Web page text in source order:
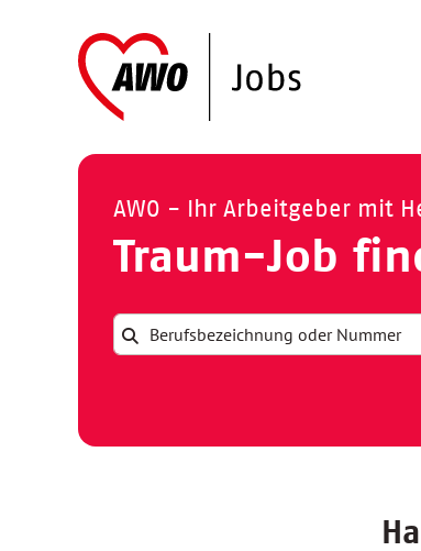
AWO - Ihr Arbeitgeber mit
Traum-Job